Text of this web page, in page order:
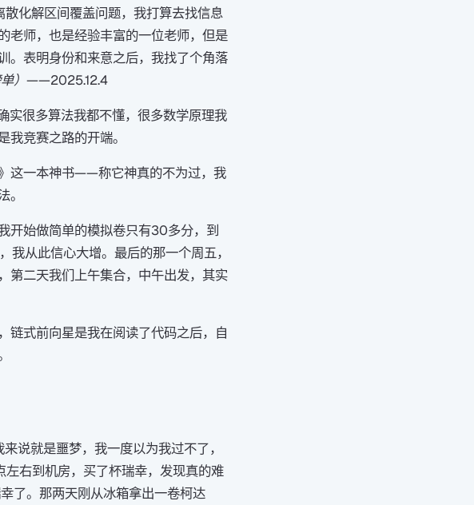
化解区间覆盖问题，我打算去找信息
老师，也是经验丰富的一位老师，但是
。表明身份和来意之后，我找了个角落
单）——2025.12.4
实很多算法我都不懂，很多数学原理我
竞赛之路的开端。
这一本神书——称它神真的不为过，我
开始做简单的模拟卷只有30多分，到
从此信心大增。最后的那一个周五，
第二天我们上午集合，中午出发，其实
链式前向星是我在阅读了代码之后，自
说就是噩梦，我一度以为我过不了，
右到机房，买了杯瑞幸，发现真的难
了。那两天刚从冰箱拿出一卷柯达